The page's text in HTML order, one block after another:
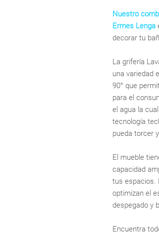
Nuestro
Ermes Lenga
decorar tu
La grifería
una variedad
90° que
para el
el agua la
tecnología
pueda torcer
El mueble
capacidad
tus espacios.
optimizan el
despegado y
Encuentra